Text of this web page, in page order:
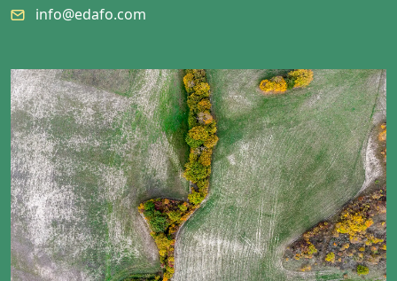
info@edafo.com